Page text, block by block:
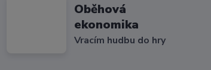
Oběhová
ekonomika
Vracím hudbu do hry